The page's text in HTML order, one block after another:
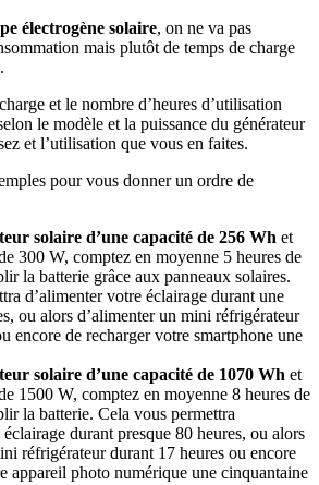
électrogène solaire, on ne va pas
mais plutôt de temps de charge
et le nombre d’heures d’utilisation
le modèle et la puissance du générateur
et l’utilisation que vous en faites.
pour vous donner un ordre de
solaire d’une capacité de 256 Wh et
300 W, comptez en moyenne 5 heures de
la batterie grâce aux panneaux solaires.
d’alimenter votre éclairage durant une
ou alors d’alimenter un mini réfrigérateur
encore de recharger votre smartphone une
solaire d’une capacité de 1070 Wh et
1500 W, comptez en moyenne 8 heures de
la batterie. Cela vous permettra
durant presque 80 heures, ou alors
réfrigérateur durant 17 heures ou encore
appareil photo numérique une cinquantaine